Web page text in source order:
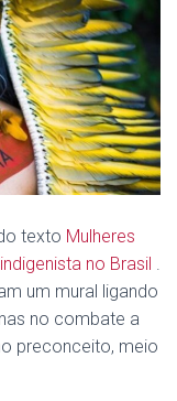
texto Mulheres
no Brasil .
um mural ligando
no combate a
preconceito, meio